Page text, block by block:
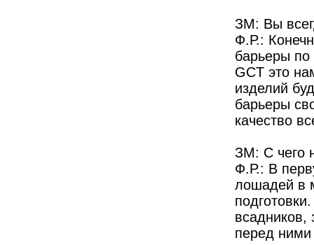
ЗМ: Вы
Ф.Р.:
барьеры
GCT это
изделий
барьеры
качество
ЗМ: С чего
Ф.Р.: В
лошадей в
всадников,
перед